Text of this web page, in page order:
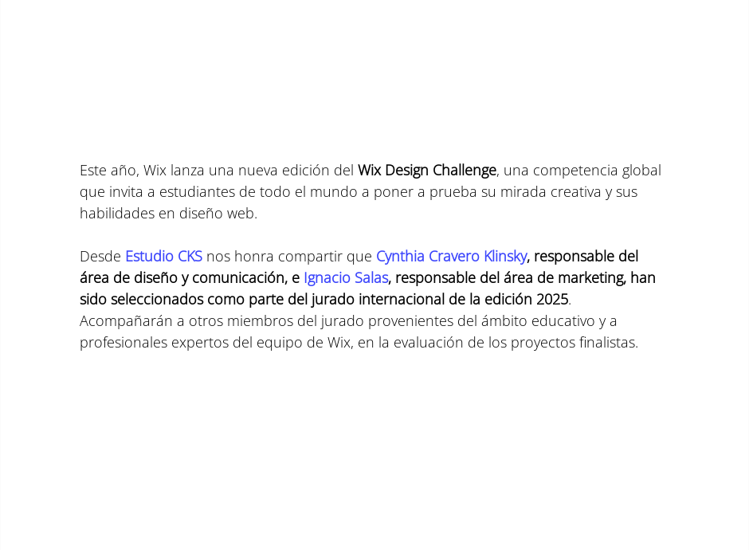
Este año, Wix lanza una nueva edición del Wix Design Challenge, una competencia global
que invita a estudiantes de todo el mundo a poner a prueba su mirada creativa y sus
habilidades en diseño web.
Desde Estudio CKS nos honra compartir que Cynthia Cravero Klinsky, responsable del
área de diseño y comunicación, e Ignacio Salas, responsable del área de marketing, han
sido seleccionados como parte del jurado internacional de la edición 2025.
Acompañarán a otros miembros del jurado provenientes del ámbito educativo y a
profesionales expertos del equipo de Wix, en la evaluación de los proyectos finalistas.